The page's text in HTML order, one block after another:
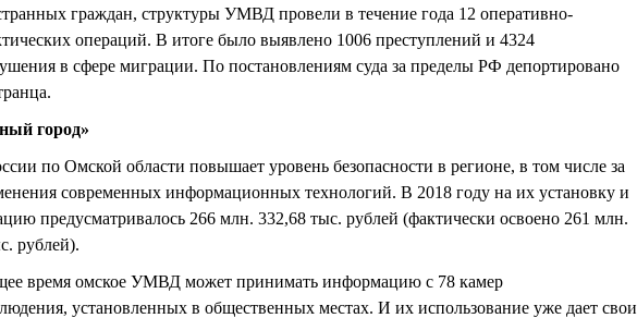
граждан, структуры УМВД провели в течение года 12 оперативно-
операций. В итоге было выявлено 1006 преступлений и 4324
в сфере миграции. По постановлениям суда за пределы РФ депортировано
город»
по Омской области повышает уровень безопасности в регионе, в том числе за
современных информационных технологий. В 2018 году на их установку и
предусматривалось 266 млн. 332,68 тыс. рублей (фактически освоено 261 млн.
рублей).
время омское УМВД может принимать информацию с 78 камер
установленных в общественных местах. И их использование уже дает свои